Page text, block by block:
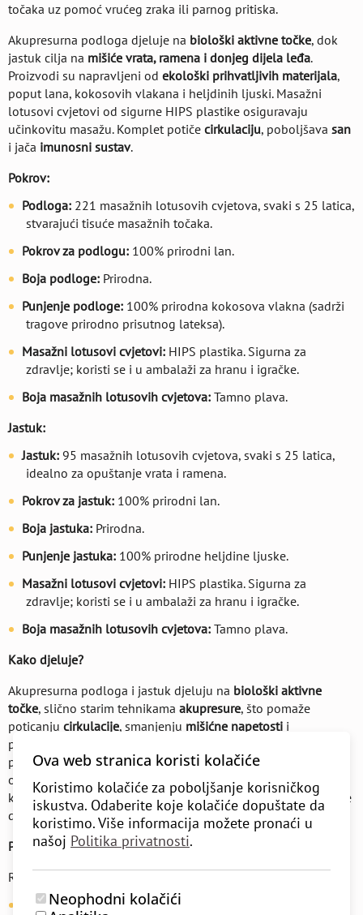
Ova web stranica koristi kolačiće
Koristimo kolačiće za poboljšanje korisničkog
iskustva. Odaberite koje kolačiće dopuštate da
koristimo. Više informacija možete pronaći u
našoj Politika privatnosti.
Neophodni kolačići
točaka uz pomoć vrućeg zraka ili parnog pritiska.
Akupresurna podloga djeluje na biološki aktivne točke, dok
jastuk cilja na mišiće vrata, ramena i donjeg dijela leđa.
Proizvodi su napravljeni od ekološki prihvatljivih materijala,
poput lana, kokosovih vlakana i heljdinih ljuski. Masažni
lotusovi cvjetovi od sigurne HIPS plastike osiguravaju
učinkovitu masažu. Komplet potiče cirkulaciju, poboljšava san
i jača imunosni sustav.
Pokrov:
Podloga: 221 masažnih lotusovih cvjetova, svaki s 25 latica,
stvarajući tisuće masažnih točaka.
Pokrov za podlogu: 100% prirodni lan.
Boja podloge: Prirodna.
Punjenje podloge: 100% prirodna kokosova vlakna (sadrži
tragove prirodno prisutnog lateksa).
Masažni lotusovi cvjetovi: HIPS plastika. Sigurna za
zdravlje; koristi se i u ambalaži za hranu i igračke.
Boja masažnih lotusovih cvjetova: Tamno plava.
Jastuk:
Jastuk: 95 masažnih lotusovih cvjetova, svaki s 25 latica,
idealno za opuštanje vrata i ramena.
Pokrov za jastuk: 100% prirodni lan.
Boja jastuka: Prirodna.
Punjenje jastuka: 100% prirodne heljdine ljuske.
Masažni lotusovi cvjetovi: HIPS plastika. Sigurna za
zdravlje; koristi se i u ambalaži za hranu i igračke.
Boja masažnih lotusovih cvjetova: Tamno plava.
Kako djeluje?
Akupresurna podloga i jastuk djeluju na biološki aktivne
točke, slično starim tehnikama akupresure, što pomaže
poticanju cirkulacije, smanjenju mišićne napetosti i
poboljšanju
precizno ciljanjemišića vrata, ramena i donjeg dijela leđa
olakšavajući bolove i uklanjajući osjećaj umora. Možete ih
koristiti zajedno zapotpunu masažuili odvojeno za specifične
dijelove tijela.
Prednosti upotrebe
Redovita uporaba Shanti Pad kompleta:
Potičecirkulacijui zagrijava mišiće.